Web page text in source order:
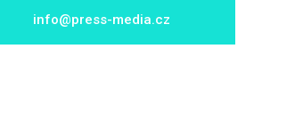
info@press-media.cz